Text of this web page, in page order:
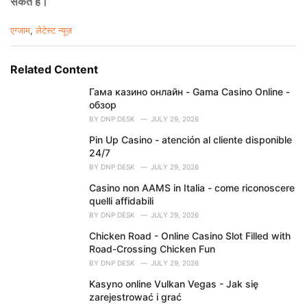
C
e
एग्जाम,लेटेस्ट न्यूज़
Related Content
Гама казино онлайн - Gama Casino Online -
обзор
BY DNP DESK JULY 29, 2026
Pin Up Casino - atención al cliente disponible
24/7
BY DNP DESK JULY 29, 2026
Casino non AAMS in Italia - come riconoscere
quelli affidabili
BY DNP DESK JULY 29, 2026
Chicken Road - Online Casino Slot Filled with
Road-Crossing Chicken Fun
BY DNP DESK JULY 29, 2026
Kasyno online Vulkan Vegas - Jak się
zarejestrować i grać